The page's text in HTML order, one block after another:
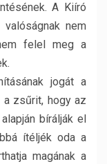
A Kiíró
nem
felel meg a
jogát a
a zsűrit, hogy az
bírálják el
ítéljék oda a
magának a